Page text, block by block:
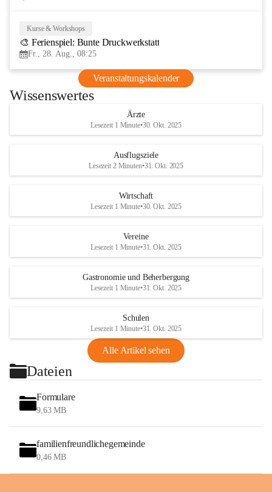
Kurse & Workshops
🎨 Ferienspiel: Bunte Druckwerkstatt
Fr., 28. Aug., 08:25
Veranstaltungskalender
Wissenswertes
Ärzte
Lesezeit 1 Minute•30. Okt. 2025
Ausflugsziele
Lesezeit 2 Minuten•31. Okt. 2025
Wirtschaft
Lesezeit 1 Minute•30. Okt. 2025
Vereine
Lesezeit 1 Minute•31. Okt. 2025
Gastronomie und Beherbergung
Lesezeit 1 Minute•31. Okt. 2025
Schulen
Lesezeit 1 Minute•31. Okt. 2025
Alle Artikel sehen
Dateien
Formulare
9,63 MB
familienfreundlichegemeinde
0,46 MB